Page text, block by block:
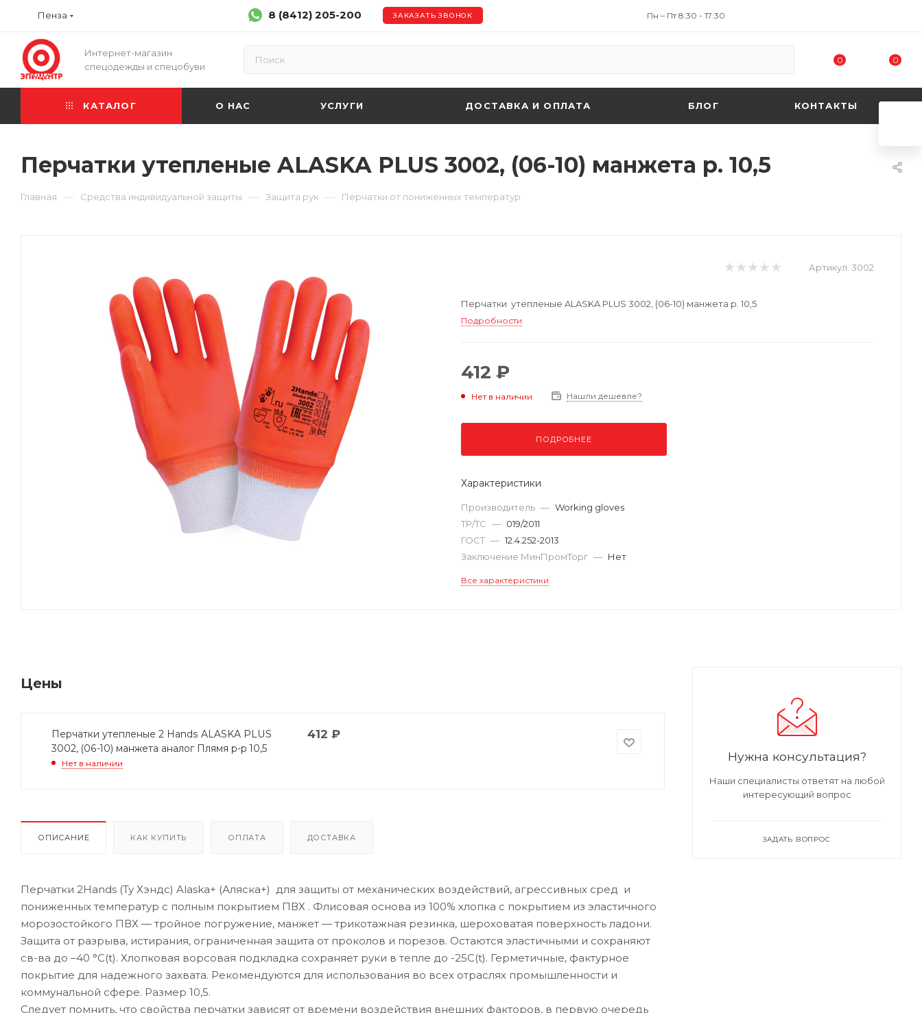
Пенза 8 (8412) 205-200 ЗАКАЗАТЬ ЗВОНОК Пн – Пт 8:30 - 17:30
Интернет-магазин
спецодежды и спецобуви
0 0
КАТАЛОГ О НАС УСЛУГИ ДОСТАВКА И ОПЛАТА БЛОГ КОНТАКТЫ
Перчатки утепленые ALASKA PLUS 3002, (06-10) манжета р. 10,5
Главная — Средства индивидуальной защиты — Защита рук — Перчатки от пониженных температур
Артикул: 3002
Перчатки утепленые ALASKA PLUS 3002, (06-10) манжета р. 10,5
Подробности
412 ₽
Нет в наличии Нашли дешевле?
ПОДРОБНЕЕ
Характеристики
Производитель — Working gloves
ТР/ТС — 019/2011
ГОСТ — 12.4.252-2013
Заключение МинПромТорг — Нет
Все характеристики
Цены
Перчатки утепленые 2 Hands ALASKA PLUS
3002, (06-10) манжета аналог Плямя р-р 10,5
Нет в наличии
412 ₽
ОПИСАНИЕ КАК КУПИТЬ ОПЛАТА ДОСТАВКА
Перчатки 2Hands (Ту Хэндс) Alaska+ (Аляска+) для защиты от механических воздействий, агрессивных сред и
пониженных температур с полным покрытием ПВХ . Флисовая основа из 100% хлопка с покрытием из эластичного
морозостойкого ПВХ — тройное погружение, манжет — трикотажная резинка, шероховатая поверхность ладони.
Защита от разрыва, истирания, ограниченная защита от проколов и порезов. Остаются эластичными и сохраняют
св-ва до –40 °С(t). Хлопковая ворсовая подкладка сохраняет руки в тепле до -25С(t). Герметичные, фактурное
покрытие для надежного захвата. Рекомендуются для использования во всех отраслях промышленности и
коммунальной сфере. Размер 10,5.
Следует помнить, что свойства перчатки зависят от времени воздействия внешних факторов, в первую очередь
Нужна консультация?
Наши специалисты ответят на любой
интересующий вопрос
ЗАДАТЬ ВОПРОС